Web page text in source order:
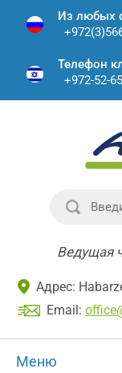
Из любых
Телефон
+972-52-
Ведущая
Адрес:
Email:
Меню